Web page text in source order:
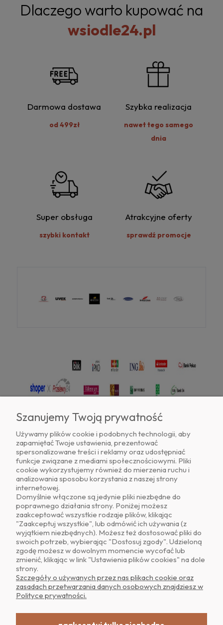
Dlaczego warto kupować na
wsiodle24.pl
Darmowa dostawa
od 499zł
Szybka realizacja
nawet tego samego
dnia
Super obsługa
szybki kontakt
Atrakcyjne oferty
sprawdź promocje
Znajdź nas na
O NAS
OBSŁUGA KLIENTA
POMOC
MOJE KONTO
Szanujemy Twoją prywatność
Używamy plików cookie i podobnych technologii, aby
zapamiętać Twoje ustawienia, prezentować
spersonalizowane treści i reklamy oraz udostępniać
funkcje związane z mediami społecznościowymi. Pliki
cookie wykorzystujemy również do mierzenia ruchu i
analizowania sposobu korzystania z naszej strony
internetowej.
Domyślnie włączone są jedynie pliki niezbędne do
poprawnego działania strony. Poniżej możesz
zaakceptować wszystkie rodzaje plików, klikając
"Zaakceptuj wszystkie", lub odmówić ich używania (z
wyjątkiem niezbędnych). Możesz też dostosować pliki do
swoich potrzeb, wybierając "Dostosuj zgody". Udzieloną
zgodę możesz w dowolnym momencie wycofać lub
zmienić, klikając w link "Ustawienia plików cookies" na dole
strony.
Szczegóły o używanych przez nas plikach cookie oraz
zasadach przetwarzania danych osobowych znajdziesz w
Polityce prywatności.